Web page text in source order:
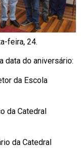
feira, 24.
data do aniversário:
da Escola
da Catedral
da Catedral